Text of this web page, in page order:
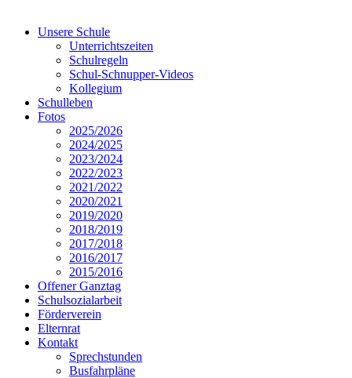
Unsere Schule
Unterrichtszeiten
Schulregeln
Schul-Schnupper-Videos
Kollegium
Schulleben
Fotos
2025/2026
2024/2025
2023/2024
2022/2023
2021/2022
2020/2021
2019/2020
2018/2019
2017/2018
2016/2017
2015/2016
Offener Ganztag
Schulsozialarbeit
Förderverein
Elternrat
Kontakt
Sprechstunden
Busfahrpläne